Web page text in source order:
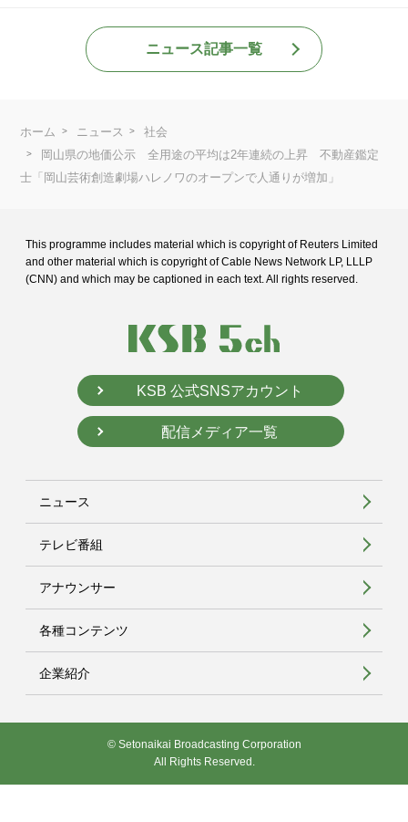
ニュース記事一覧
ホーム ニュース
社会
岡山県の地価公示 全用途の平均は2年連続の上昇 不動産鑑定
士「岡山芸術創造劇場ハレノワのオープンで人通りが増加」
This programme includes material which is copyright of Reuters Limited
and other material which is copyright of Cable News Network LP, LLLP
(CNN) and which may be captioned in each text. All rights reserved.
KSB 公式SNSアカウント
配信メディア一覧
ニュース
テレビ番組
アナウンサー
各種コンテンツ
企業紹介
© Setonaikai Broadcasting Corporation
All Rights Reserved.